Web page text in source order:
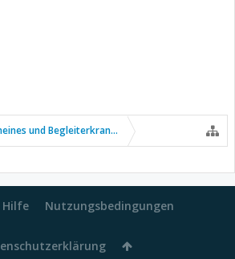
und Begleiterkrankungen
Hilfe Nutzungsbedingungen